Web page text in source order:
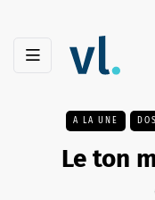
A LA UNE
Le ton